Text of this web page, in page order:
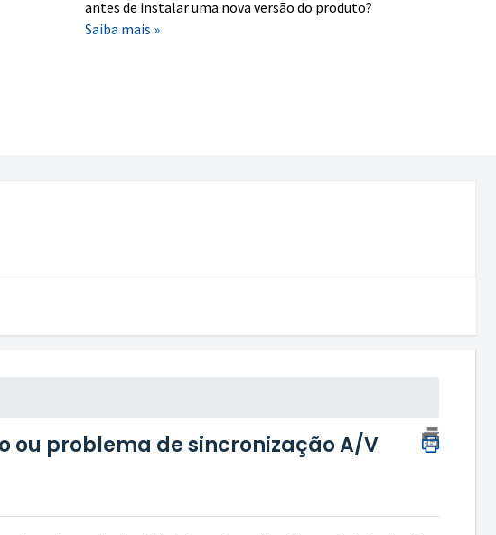
antes de instalar uma nova versão do produto?
Saiba mais »
ou problema de sincronização A/V